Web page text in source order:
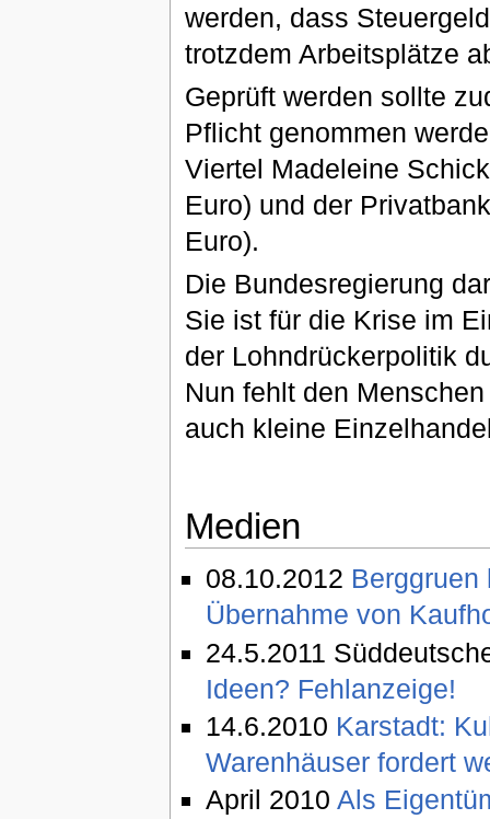
werden, dass
trotzdem Arbeitsplätze
Geprüft werden sollte
Pflicht genommen
Viertel Madeleine
Euro) und der
Euro).
Die Bundesregierung
Sie ist für die Krise im
der Lohndrückerpolitik
Nun fehlt den
auch kleine
Medien
08.10.2012 Berggruen
Übernahme von
24.5.2011
Ideen? Fehlanzeige!
14.6.2010 Karstadt:
Warenhäuser fordert
April 2010 Als